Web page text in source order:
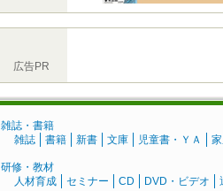
広告PR
雑誌・書籍
雑誌
書籍 新書 文庫 児童書・ＹＡ
研修・教材
人材育成
セミナー CD DVD・ビデオ